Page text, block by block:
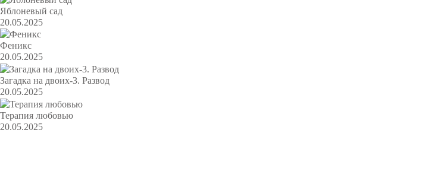
Яблоневый сад
20.05.2025
Феникс
20.05.2025
Загадка на двоих-3. Развод
20.05.2025
Терапия любовью
20.05.2025